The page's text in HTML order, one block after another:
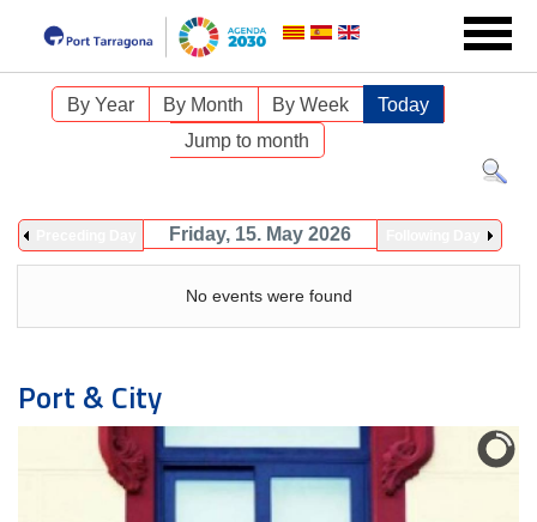
By Year By Month By Week
Today
Jump to month
Friday, 15. May 2026
No events were found
Port & City